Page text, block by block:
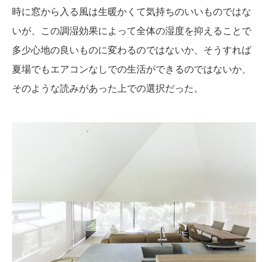
時に窓から入る風は生暖かくて気持ちのいいものではな
いが、この調湿効果によって全体の湿度を抑えることで
多少心地の良いものに変わるのではないか、そうすれば
夏場でもエアコンなしでの生活ができるのではないか、
そのような読みがあった上での選択だった。